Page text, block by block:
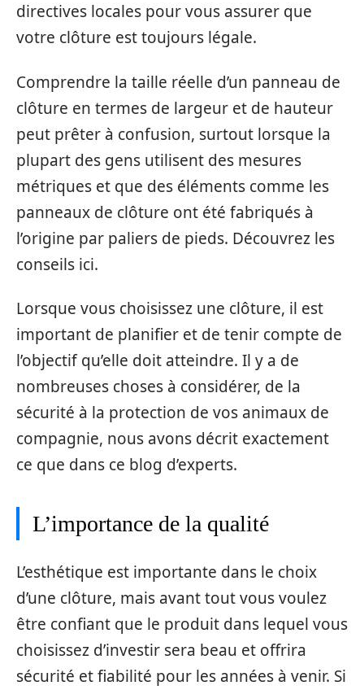
directives locales pour vous assurer que
votre clôture est toujours légale.
Comprendre la taille réelle d’un panneau de
clôture en termes de largeur et de hauteur
peut prêter à confusion, surtout lorsque la
plupart des gens utilisent des mesures
métriques et que des éléments comme les
panneaux de clôture ont été fabriqués à
l’origine par paliers de pieds. Découvrez les
conseils ici.
Lorsque vous choisissez une clôture, il est
important de planifier et de tenir compte de
l’objectif qu’elle doit atteindre. Il y a de
nombreuses choses à considérer, de la
sécurité à la protection de vos animaux de
compagnie, nous avons décrit exactement
ce que dans ce blog d’experts.
L’importance de la qualité
L’esthétique est importante dans le choix
d’une clôture, mais avant tout vous voulez
être confiant que le produit dans lequel vous
choisissez d’investir sera beau et offrira
sécurité et fiabilité pour les années à venir. Si